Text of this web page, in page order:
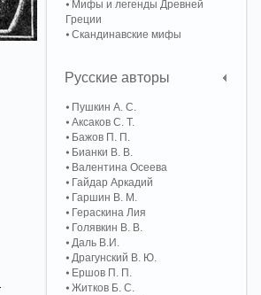
Мифы и легенды Древней
Греции
Скандинавские мифы
Русские авторы
Пушкин А. С.
Аксаков С. Т.
Бажов П. П.
Бианки В. В.
Валентина Осеева
Гайдар Аркадий
Гаршин В. М.
Гераскина Лия
Голявкин В. В.
Даль В.И.
Драгунский В. Ю.
Ершов П. П.
Житков Б. С.